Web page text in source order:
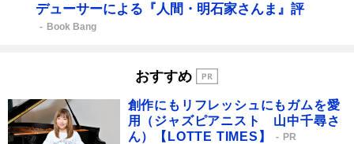
デューサーによる『人間・明石家さんま』評
Book Bang
おすすめ
創作にもリフレッシュにもガムを愛
用（ジャズピアニスト 山中千尋さ
ん）【LOTTE TIMES】
PR